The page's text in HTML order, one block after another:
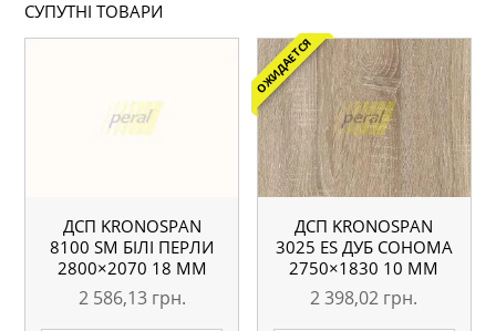
СУПУТНІ ТОВАРИ
ДСП KRONOSPAN
8100 SM БІЛІ ПЕРЛИ
2800×2070 18 ММ
2 586,13 грн.
ОЖИДАЕТСЯ
ДСП KRONOSPAN
3025 ES ДУБ СОНОМА
2750×1830 10 ММ
2 398,02 грн.